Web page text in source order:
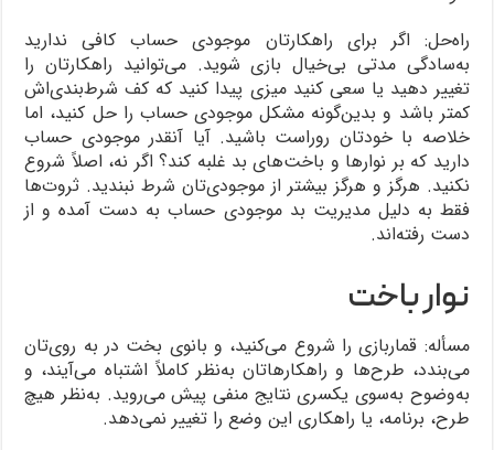
راه‌حل: اگر برای راهکارتان موجودی حساب کافی ندارید
به‌سادگی مدتی بی‌خیال بازی شوید. می‌توانید راهکارتان را
تغییر دهید یا سعی کنید میزی پیدا کنید که کف شرط‌بندی‌اش
کمتر باشد و بدین‌گونه مشکل موجودی حساب را حل کنید، اما
خلاصه با خودتان روراست باشید. آیا آنقدر موجودی حساب
دارید که بر نوارها و باخت‌های بد غلبه کند؟ اگر نه، اصلاً شروع
نکنید. هرگز و هرگز بیشتر از موجودی‌تان شرط نبندید. ثروت‌ها
فقط به دلیل مدیریت بد موجودی حساب به دست آمده و از
دست رفته‌اند.
نوار باخت
مسأله: قماربازی را شروع می‌کنید، و بانوی بخت در به روی‌تان
می‌بندد، طرح‌ها و راهکارهاتان به‌نظر کاملاً اشتباه می‌آیند، و
به‌وضوح به‌سوی یکسری نتایج منفی پیش می‌روید. به‌نظر هیچ
طرح، برنامه، یا راهکاری این وضع را تغییر نمی‌دهد.